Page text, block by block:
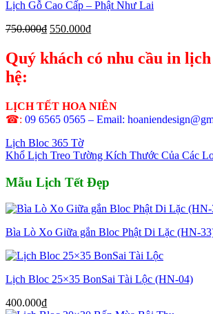
550.000₫.
Lịch Gỗ Cao Cấp – Phật Như Lai
750.000₫ Giá
là:
750.000₫.
550.000₫Giá
tại
là:
Quý khách có nhu cầu in
hệ:
LỊCH TẾT HOA NIÊN
☎: 09 6565 0565 – Email:
Lịch Bloc 365 Tờ
Khổ Lịch Treo Tường Kích Thước Của Các
Mẫu Lịch Tết Đẹp
Bìa Lò Xo Giữa gắn Bloc Phật Di Lặc (HN-
Lịch Bloc 25×35 BonSai Tài Lộc (HN-04)
400.000₫